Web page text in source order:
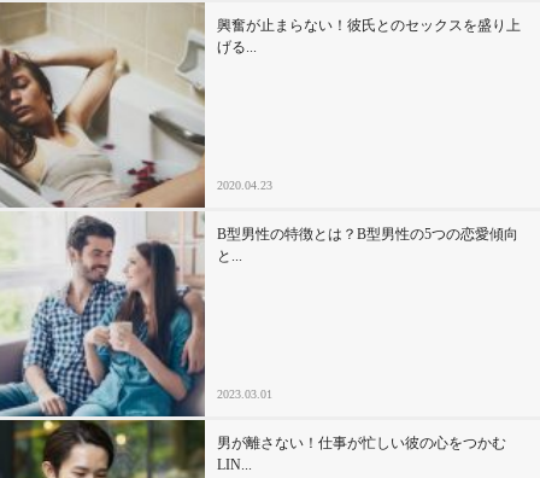
ファッション・美容
グルメ
趣味・旅行
セックスライフ
不倫・だめ男
感動
心の処方箋
興奮が止まらない！彼氏とのセックスを盛り上
げる...
2020.04.23
B型男性の特徴とは？B型男性の5つの恋愛傾向
と...
2023.03.01
男が離さない！仕事が忙しい彼の心をつかむ
LIN...